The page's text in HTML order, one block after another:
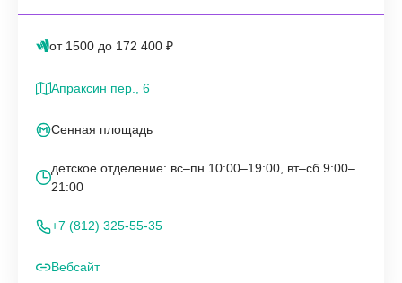
от 1500 до 172 400 ₽
Апраксин пер., 6
Сенная площадь
детское отделение: вс–пн 10:00–19:00, вт–сб 9:00–
21:00
+7 (812) 325-55-35
Вебсайт